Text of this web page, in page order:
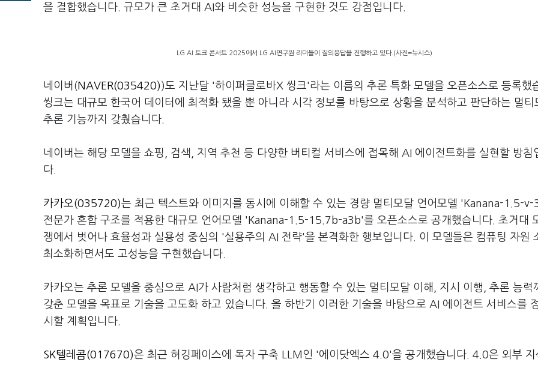
을 결합했습니다. 규모가 큰 초거대 AI와 비슷한 성능을 구현한 것도 강점입니다.
LG AI 토크 콘서트 2025에서 LG AI연구원 리더들이 질의응답을 진행하고 있다.(사진=뉴시스)
네이버( NAVER(035420) )도 지난달 '하이퍼클로바X 씽크'라는 이름의 추론 특화 모델을 오픈소스로 등록했
씽크는 대규모 한국어 데이터에 최적화 됐을 뿐 아니라 시각 정보를 바탕으로 상황을 분석하고 판단하는 멀티
추론 기능까지 갖췄습니다.
네이버는 해당 모델을 쇼핑, 검색, 지역 추천 등 다양한 버티컬 서비스에 접목해 AI 에이전트화를 실현할 방침
다.
카카오(035720)는 최근 텍스트와 이미지를 동시에 이해할 수 있는 경량 멀티모달 언어모델 'Kanana-1.5-
전문가 혼합 구조를 적용한 대규모 언어모델 'Kanana-1.5-15.7b-a3b'를 오픈소스로 공개했습니다. 초거대
쟁에서 벗어나 효율성과 실용성 중심의 '실용주의 AI 전략'을 본격화한 행보입니다. 이 모델들은 컴퓨팅 자원
최소화하면서도 고성능을 구현했습니다.
카카오는 추론 모델을 중심으로 AI가 사람처럼 생각하고 행동할 수 있는 멀티모달 이해, 지시 이행, 추론 능력
갖춘 모델을 목표로 기술을 고도화 하고 있습니다. 올 하반기 이러한 기술을 바탕으로 AI 에이전트 서비스를
시할 계획입니다.
SK텔레콤(017670)은 최근 허깅페이스에 독자 구축 LLM인 '에이닷엑스 4.0'을 공개했습니다. 4.0은 외부 지